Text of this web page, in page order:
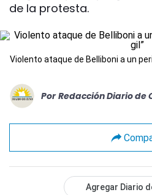
de la protesta.
Violento ataque de Belliboni a un
Por Redacción Diario de
Agregar Diario